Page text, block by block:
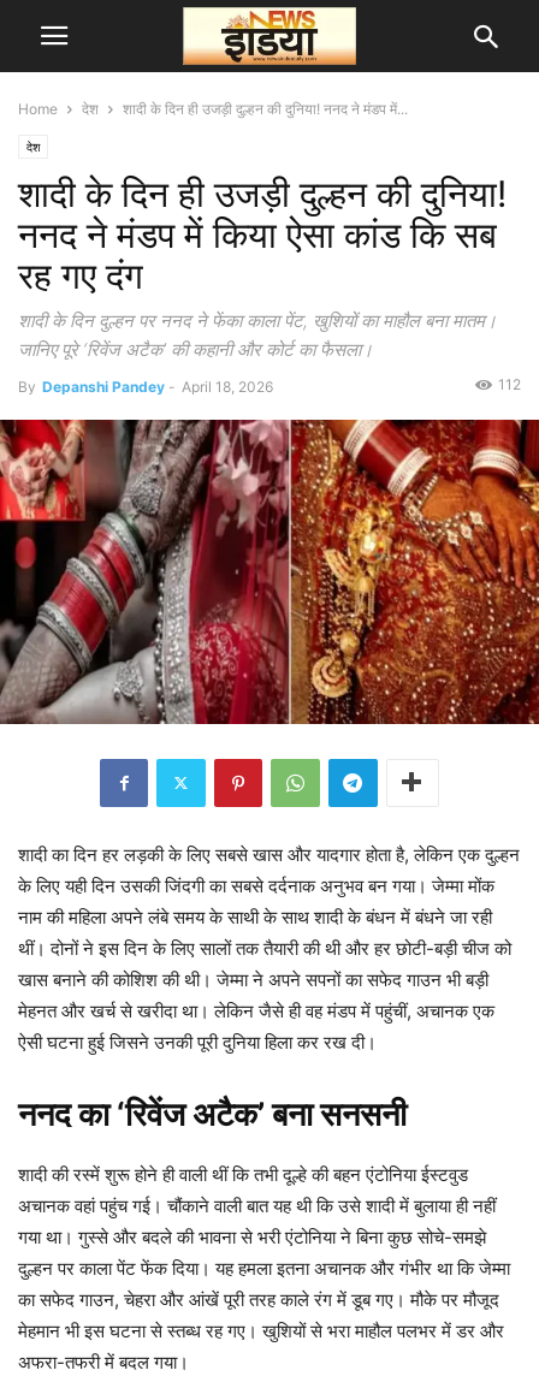
Home देश शादी के दिन ही उजड़ी दुल्हन की दुनिया! ननद ने मंडप में...
देश
शादी के दिन ही उजड़ी दुल्हन की दुनिया!
ननद ने मंडप में किया ऐसा कांड कि सब
रह गए दंग
शादी के दिन दुल्हन पर ननद ने फेंका काला पेंट, खुशियों का माहौल बना मातम।
जानिए पूरे ‘रिवेंज अटैक’ की कहानी और कोर्ट का फैसला।
By Depanshi Pandey - April 18, 2026 112
शादी का दिन हर लड़की के लिए सबसे खास और यादगार होता है, लेकिन एक दुल्हन
के लिए यही दिन उसकी जिंदगी का सबसे दर्दनाक अनुभव बन गया। जेम्मा मोंक
नाम की महिला अपने लंबे समय के साथी के साथ शादी के बंधन में बंधने जा रही
थीं। दोनों ने इस दिन के लिए सालों तक तैयारी की थी और हर छोटी-बड़ी चीज को
खास बनाने की कोशिश की थी। जेम्मा ने अपने सपनों का सफेद गाउन भी बड़ी
मेहनत और खर्च से खरीदा था। लेकिन जैसे ही वह मंडप में पहुंचीं, अचानक एक
ऐसी घटना हुई जिसने उनकी पूरी दुनिया हिला कर रख दी।
ननद का ‘रिवेंज अटैक’ बना सनसनी
शादी की रस्में शुरू होने ही वाली थीं कि तभी दूल्हे की बहन एंटोनिया ईस्टवुड
अचानक वहां पहुंच गई। चौंकाने वाली बात यह थी कि उसे शादी में बुलाया ही नहीं
गया था। गुस्से और बदले की भावना से भरी एंटोनिया ने बिना कुछ सोचे-समझे
दुल्हन पर काला पेंट फेंक दिया। यह हमला इतना अचानक और गंभीर था कि जेम्मा
का सफेद गाउन, चेहरा और आंखें पूरी तरह काले रंग में डूब गए। मौके पर मौजूद
मेहमान भी इस घटना से स्तब्ध रह गए। खुशियों से भरा माहौल पलभर में डर और
अफरा-तफरी में बदल गया।